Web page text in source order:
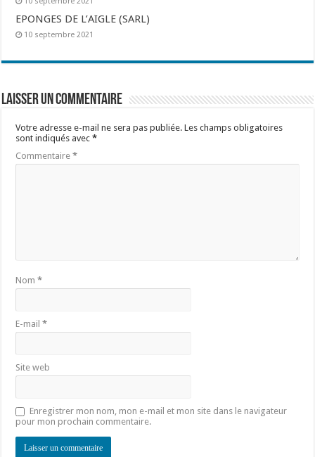
EPONGES DE L’AIGLE (SARL)
10 septembre 2021
Laisser un commentaire
Votre adresse e-mail ne sera pas publiée. Les champs obligatoires
sont indiqués avec*
Commentaire*
Nom*
E-mail*
Site web
Enregistrer mon nom, mon e-mail et mon site dans le navigateur
pour mon prochain commentaire.